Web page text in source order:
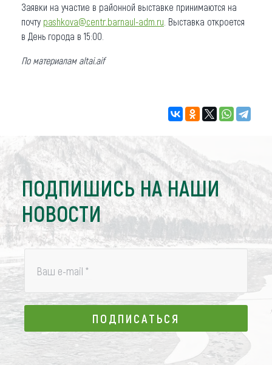
Заявки на участие в районной выставке принимаются на
почту pashkova@centr.barnaul-adm.ru . Выставка откроется
в День города в 15:00.
По материалам altai.aif
ПОДПИШИСЬ НА НАШИ
НОВОСТИ
Ваш e-mail *
ПОДПИСАТЬСЯ
ПОДПИСАТЬСЯ